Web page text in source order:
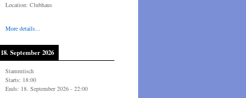
Location: Clubhaus
More details...
18. September 2026
Stammtisch
Starts: 18:00
Ends: 18. September 2026- 22:00